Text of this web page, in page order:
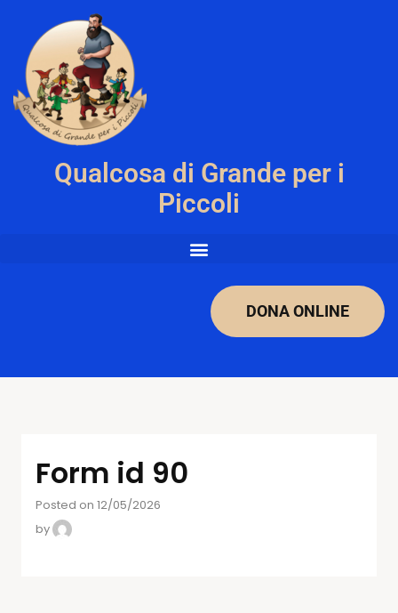
Qualcosa di Grande per i
Piccoli
DONA ONLINE
Form id 90
Posted on 12/05/2026
by